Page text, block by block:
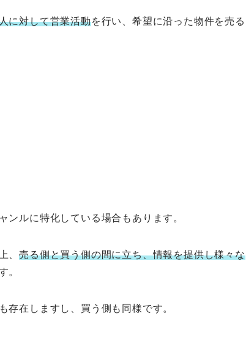
に対して営業活動を行い、希望に沿った物件を売る
ンルに特化している場合もあります。
、売る側と買う側の間に立ち、情報を提供し様々な
。
存在しますし、買う側も同様です。